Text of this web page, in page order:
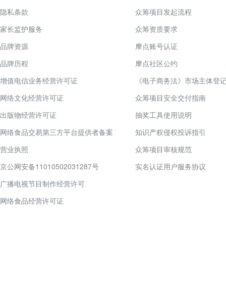
隐私条款
家长监护服务
品牌资源
品牌历程
增值电信业务经营许可证
网络文化经营许可证
出版物经营许可证
网络食品交易第三方平台提供者备案
营业执照
京公网安备11010502031287号
广播电视节目制作经营许可
网络食品经营许可证
众筹项目发起流程
众筹资质要求
摩点账号认证
摩点社区公约
《电子商务法》市场主体登
众筹项目安全交付指南
抽奖工具使用说明
知识产权侵权投诉指引
众筹项目审核规范
实名认证用户服务协议